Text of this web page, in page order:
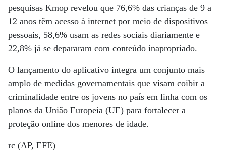
pesquisas Kmop revelou que 76,6% das crianças de 9 a
12 anos têm acesso à internet por meio de dispositivos
pessoais, 58,6% usam as redes sociais diariamente e
22,8% já se depararam com conteúdo inapropriado.
O lançamento do aplicativo integra um conjunto mais
amplo de medidas governamentais que visam coibir a
criminalidade entre os jovens no país em linha com os
planos da União Europeia (UE) para fortalecer a
proteção online dos menores de idade.
rc (AP, EFE)